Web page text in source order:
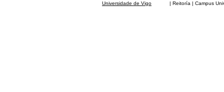
Universidade de Vigo | Reitoría | Campus